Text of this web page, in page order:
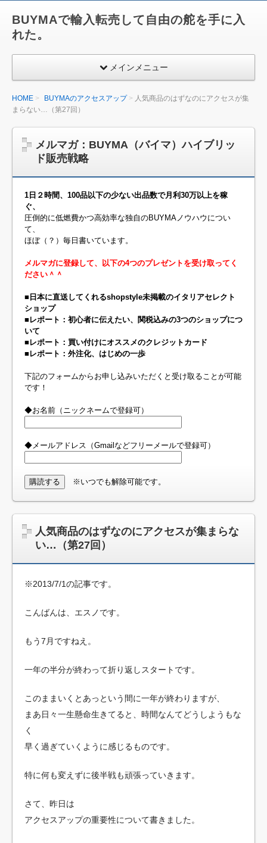
BUYMAで輸入転売して自由の舵を手に入
れた。
メインメニュー
HOME BUYMAのアクセスアップ
人気商品のはずなのにアクセスが集
まらない…（第27回）
メルマガ：BUYMA（バイマ）ハイブリッ
ド販売戦略
1日２時間、100品以下の少ない出品数で月利30万以上を稼
ぐ、
圧倒的に低燃費かつ高効率な独自のBUYMAノウハウについ
て、
ほぼ（？）毎日書いています。
メルマガに登録して、以下の4つのプレゼントを受け取ってく
ださい＾＾
■日本に直送してくれるshopstyle未掲載のイタリアセレクト
ショップ
■レポート：初心者に伝えたい、関税込みの3つのショップにつ
いて
■レポート：買い付けにオススメのクレジットカード
■レポート：外注化、はじめの一歩
下記のフォームからお申し込みいただくと受け取ることが可能
です！
◆お名前（ニックネームで登録可）
◆メールアドレス（Gmailなどフリーメールで登録可）
※いつでも解除可能です。
人気商品のはずなのにアクセスが集まらな
い…（第27回）
※2013/7/1の記事です。
こんばんは、エスノです。
もう7月ですねえ。
一年の半分が終わって折り返しスタートです。
このままいくとあっという間に一年が終わりますが、
まあ日々一生懸命生きてると、時間なんてどうしようもな
く
早く過ぎていくように感じるものです。
特に何も変えずに後半戦も頑張っていきます。
さて、昨日は
アクセスアップの重要性について書きました。